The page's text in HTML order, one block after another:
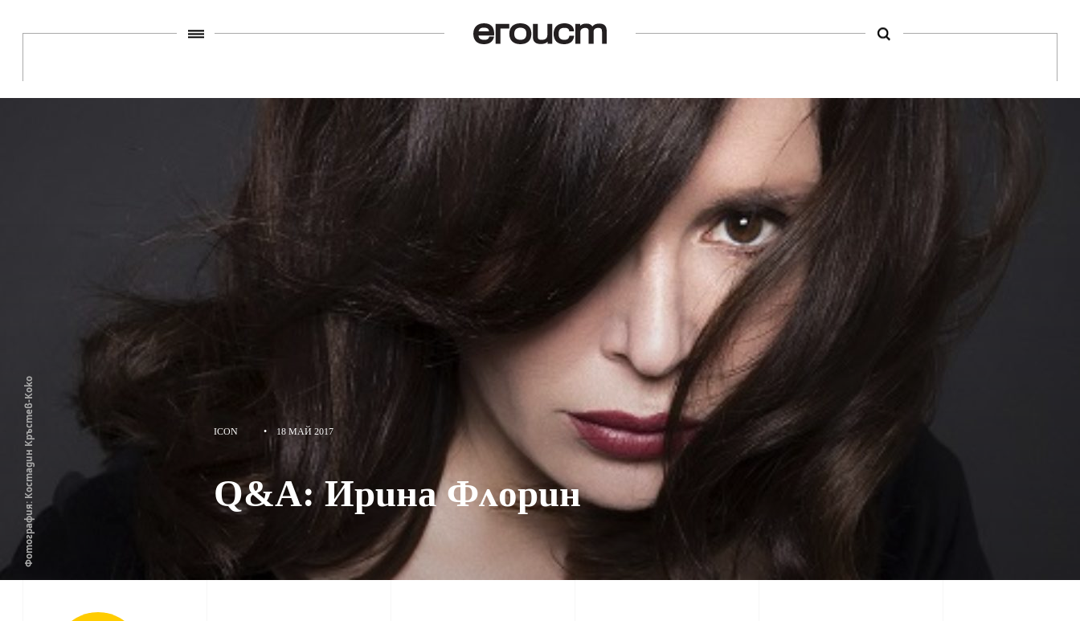
Фотография: Костадин Кръстев-Коко ICON • 18 МАЙ 2017
Q&A: Ирина Флорин